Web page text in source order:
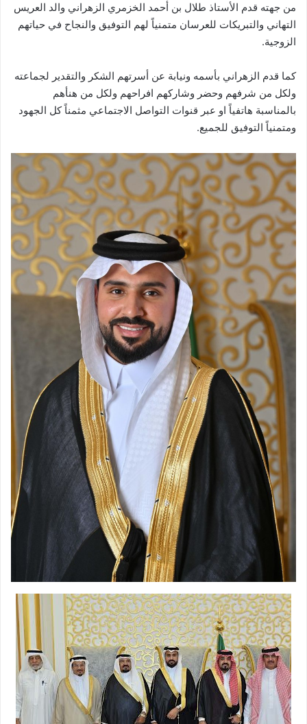
من جهته قدم الأستاذ طلال بن أحمد الخزمري الزهراني والد العريس
التهاني والتبريكات للعرسان متمنياً لهم التوفيق والنجاح في حياتهم
الزوجية.
كما قدم الزهراني بأسمه ونيابة عن أسرتهم الشكر والتقدير لجماعته
ولكل من شرفهم وحضر وشاركهم افراحهم ولكل من هنأهم
بالمناسبة هاتفياً او عبر قنوات التواصل الاجتماعي مثمناً كل الجهود
ومتمنياً التوفيق للجميع.